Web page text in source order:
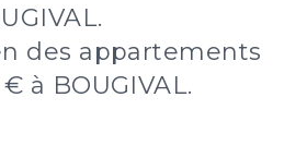
des appartements
€ à BOUGIVAL.